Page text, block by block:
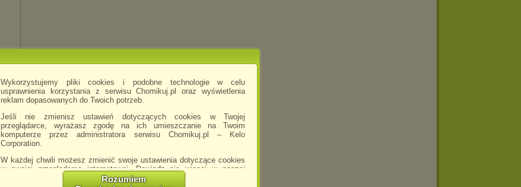
Wykorzystujemy pliki cookies i podobne technologie w celu
usprawnienia korzystania z serwisu Chomikuj.pl oraz wyświetlenia
reklam dopasowanych do Twoich potrzeb.
Jeśli nie zmienisz ustawień dotyczących cookies w Twojej
przeglądarce, wyrażasz zgodę na ich umieszczanie na Twoim
komputerze przez administratora serwisu Chomikuj.pl – Kelo
Corporation.
W każdej chwili możesz zmienić swoje ustawienia dotyczące cookies
w swojej przeglądarce internetowej. Dowiedz się więcej w naszej
http://chomikuj.pl/PolitykaPrywatnosci.aspx
Rozumiem